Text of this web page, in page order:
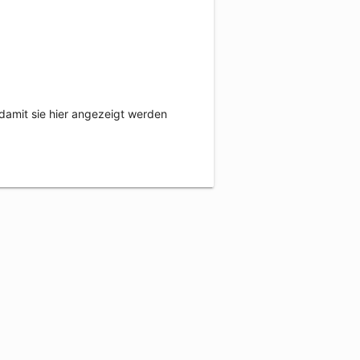
sie hier angezeigt werden